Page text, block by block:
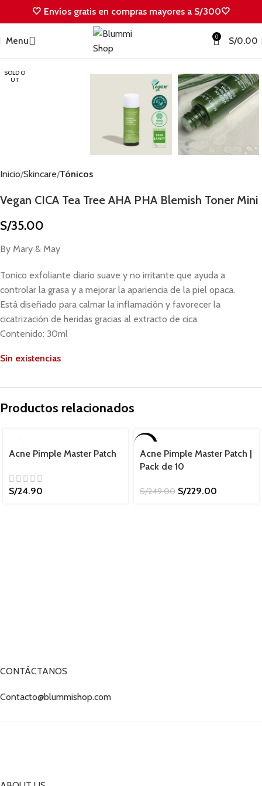
🤍 Envíos gratis en compras mayores a S/300🤍
Menu 0 S/0.00
SOLD O
UT
Inicio Skincare Tónicos
Vegan CICA Tea Tree AHA PHA Blemish Toner Mini
S/35.00
By Mary & May
Tonico exfoliante diario suave y no irritante que ayuda a
controlar la grasa y a mejorar la apariencia de la piel opaca.
Está diseñado para calmar la inflamación y favorecer la
cicatrización de heridas gracias al extracto de cica.
Contenido: 30ml
Sin existencias
Productos relacionados
Acne Pimple Master Patch
S/24.90
Acne Pimple Master Patch |
Pack de 10
S/249.00 S/229.00
CONTÁCTANOS
Contacto@blummishop.com